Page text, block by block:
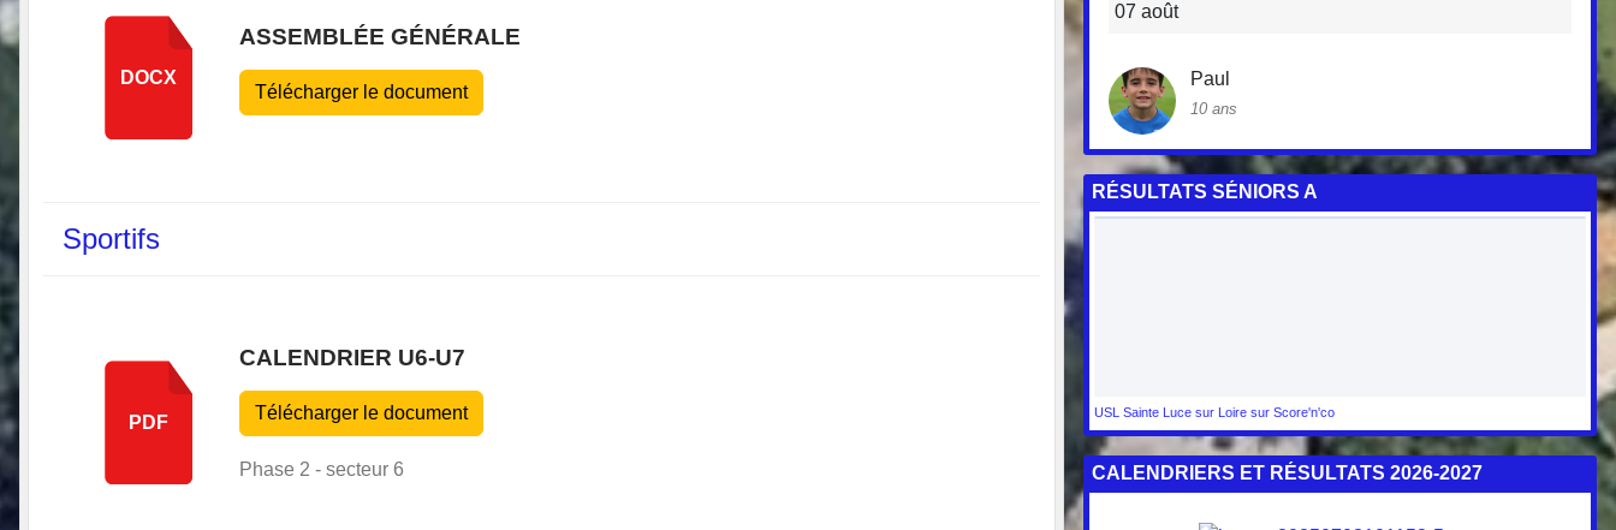
DOCX
ASSEMBLÉE GÉNÉRALE
Télécharger le document
Sportifs
PDF
CALENDRIER U6-U7
Télécharger le document
Phase 2 - secteur 6
07 août
Paul
10 ans
RÉSULTATS SÉNIORS A
USL Sainte Luce sur Loire sur Score'n'co
CALENDRIERS ET RÉSULTATS 2026-2027